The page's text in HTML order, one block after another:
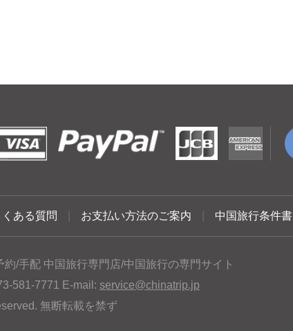
ある質問 お支払い方法のご案内 中国旅行条件書
/手配 中国旅行専門店/中国旅行の専門サイト
581-7771 E-mail: service@chinatrip.jp
無断転載を禁ず